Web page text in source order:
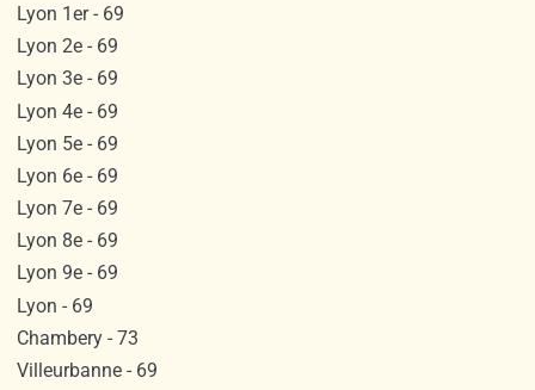
Lyon 1er - 69
Lyon 2e - 69
Lyon 3e - 69
Lyon 4e - 69
Lyon 5e - 69
Lyon 6e - 69
Lyon 7e - 69
Lyon 8e - 69
Lyon 9e - 69
Lyon - 69
Chambery - 73
Villeurbanne - 69